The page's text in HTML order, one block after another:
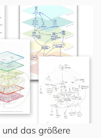
das größere